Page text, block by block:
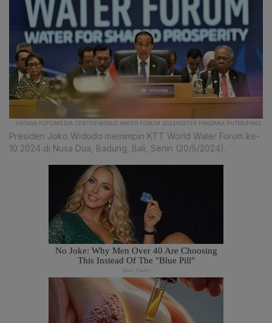
ANTARA FOTO/MEDIA CENTER WORLD WATER FORUM 2024/ADITYA PRADANA PUTRA/PRAS.
Presiden Joko Widodo memimpin KTT World Water Forum ke-
10 2024 di Nusa Dua, Badung, Bali, Senin (20/5/2024).